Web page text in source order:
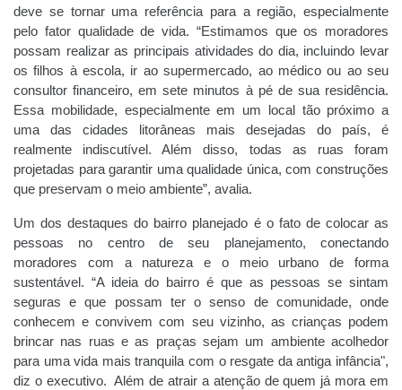
deve se tornar uma referência para a região, especialmente
pelo fator qualidade de vida. “Estimamos que os moradores
possam realizar as principais atividades do dia, incluindo levar
os filhos à escola, ir ao supermercado, ao médico ou ao seu
consultor financeiro, em sete minutos à pé de sua residência.
Essa mobilidade, especialmente em um local tão próximo a
uma das cidades litorâneas mais desejadas do país, é
realmente indiscutível. Além disso, todas as ruas foram
projetadas para garantir uma qualidade única, com construções
que preservam o meio ambiente”, avalia.
Um dos destaques do bairro planejado é o fato de colocar as
pessoas no centro de seu planejamento, conectando
moradores com a natureza e o meio urbano de forma
sustentável. “A ideia do bairro é que as pessoas se sintam
seguras e que possam ter o senso de comunidade, onde
conhecem e convivem com seu vizinho, as crianças podem
brincar nas ruas e as praças sejam um ambiente acolhedor
para uma vida mais tranquila com o resgate da antiga infância",
diz o executivo. Além de atrair a atenção de quem já mora em